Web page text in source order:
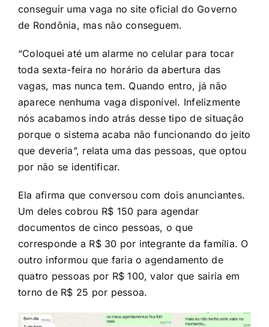
conseguir uma vaga no site oficial do Governo
de Rondônia, mas não conseguem.
“Coloquei até um alarme no celular para tocar
toda sexta-feira no horário da abertura das
vagas, mas nunca tem. Quando entro, já não
aparece nenhuma vaga disponível. Infelizmente
nós acabamos indo atrás desse tipo de situação
porque o sistema acaba não funcionando do jeito
que deveria”, relata uma das pessoas, que optou
por não se identificar.
Ela afirma que conversou com dois anunciantes.
Um deles cobrou R$ 150 para agendar
documentos de cinco pessoas, o que
corresponde a R$ 30 por integrante da família. O
outro informou que faria o agendamento de
quatro pessoas por R$ 100, valor que sairia em
torno de R$ 25 por pessoa.